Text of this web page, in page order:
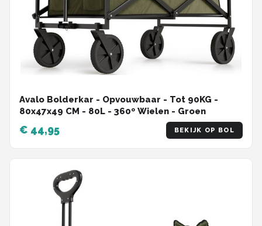
Avalo Bolderkar - Opvouwbaar - Tot 90KG -
80x47x49 CM - 80L - 360º Wielen - Groen
€ 44,95 BEKIJK OP BOL